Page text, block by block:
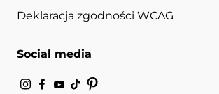
Deklaracja zgodności WCAG
Social media